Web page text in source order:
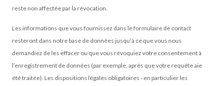
reste non affectée par la révocation.
Les informations que vous fournissez dans le formulaire de contact
resteront dans notre base de données jusqu’à ce que vous nous
demandiez de les effacer ou que vous révoquiez votre consentement à
l’enregistrement de données (par exemple, après que votre requête aie
été traitée). Les dispositions légales obligatoires - en particulier les